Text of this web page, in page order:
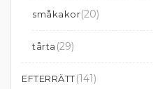
småkakor(20)
tårta (29)
EFTERRÄTT(141)